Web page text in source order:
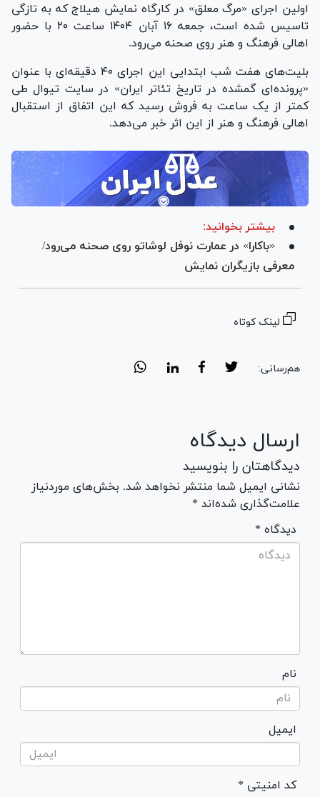
اولین اجرای «مرگ معلق» در کارگاه نمایش هیلاج که به تازگی
تاسیس شده است، جمعه ۱۶ آبان ۱۴۰۴ ساعت ۲۰ با حضور
اهالی فرهنگ و هنر روی صحنه می‌رود.
بلیت‌های هفت شب ابتدایی این اجرای ۴۰ دقیقه‌ای با عنوان
«پرونده‌ای گمشده در تاریخ تئاتر ایران» در سایت تیوال طی
کمتر از یک ساعت به فروش رسید که این اتفاق از استقبال
اهالی فرهنگ و هنر از این اثر خبر می‌دهد.
بیشتر بخوانید:
«باکارا» در عمارت نوفل لوشاتو روی صحنه می‌رود/
معرفی بازیگران نمایش
لینک کوتاه
هم‌رسانی:
ارسال دیدگاه
دیدگاهتان را بنویسید
نشانی ایمیل شما منتشر نخواهد شد. بخش‌های موردنیاز
علامت‌گذاری شده‌اند *
* دیدگاه
نام
ایمیل
* کد امنیتی